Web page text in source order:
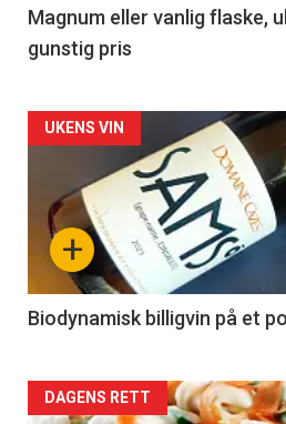
3
Magnum eller vanlig flaske,
gunstig pris
Forsiden
akkurat
nå
4
+
UKENS VIN
Biodynamisk billigvin på et
Forsiden
DAGENS RETT